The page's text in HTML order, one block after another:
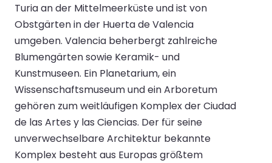
Turia an der Mittelmeerküste und ist von
Obstgärten in der Huerta de Valencia
umgeben. Valencia beherbergt zahlreiche
Blumengärten sowie Keramik- und
Kunstmuseen. Ein Planetarium, ein
Wissenschaftsmuseum und ein Arboretum
gehören zum weitläufigen Komplex der Ciudad
de las Artes y las Ciencias. Der für seine
unverwechselbare Architektur bekannte
Komplex besteht aus Europas größtem